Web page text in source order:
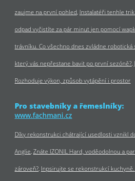
zaujme na první pohled Instalatéři tenhle
odpad vyčistíte za pár minut jen pomocí
trávníku. Co všechno dnes zvládne robotická
který vás nepřestane bavit po první sezóně?
Rozhoduje výkon, způsob vytápění i prostor
Pro stavebníky a řemeslníky:
www.fachmani.cz
Díky rekonstrukci chátrající usedlosti vznikl
Anglie Znáte IZONIL Hard, voděodolnou a
zároveň? Inpsirujte se rekonstrukcí kuchyně.